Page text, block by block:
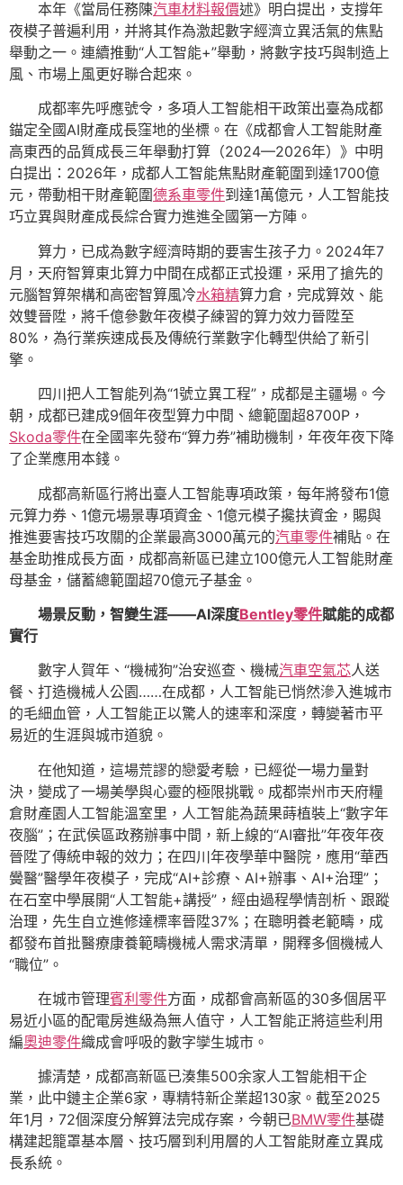
本年《當局任務陳汽車材料報價述》明白提出，支撐年
夜模子普遍利用，并將其作為激起數字經濟立異活氣的焦點
舉動之一。連續推動“人工智能+”舉動，將數字技巧與制造上
風、市場上風更好聯合起來。
成都率先呼應號令，多項人工智能相干政策出臺為成都
錨定全國AI財產成長窪地的坐標。在《成都會人工智能財產
高東西的品質成長三年舉動打算（2024—2026年）》中明
白提出：2026年，成都人工智能焦點財產範圍到達1700億
元，帶動相干財產範圍德系車零件到達1萬億元，人工智能技
巧立異與財產成長綜合實力進進全國第一方陣。
算力，已成為數字經濟時期的要害生孩子力。2024年7
月，天府智算東北算力中間在成都正式投運，采用了搶先的
元腦智算架構和高密智算風冷水箱精算力倉，完成算效、能
效雙晉陞，將千億參數年夜模子練習的算力效力晉陞至
80%，為行業疾速成長及傳統行業數字化轉型供給了新引
擎。
四川把人工智能列為“1號立異工程”，成都是主疆場。今
朝，成都已建成9個年夜型算力中間、總範圍超8700P，
Skoda零件在全國率先發布“算力券”補助機制，年夜年夜下降
了企業應用本錢。
成都高新區行將出臺人工智能專項政策，每年將發布1億
元算力券、1億元場景專項資金、1億元模子攙扶資金，賜與
推進要害技巧攻關的企業最高3000萬元的汽車零件補貼。在
基金助推成長方面，成都高新區已建立100億元人工智能財產
母基金，儲蓄總範圍超70億元子基金。
場景反動，智變生涯——AI深度Bentley零件賦能的成都
實行
數字人賀年、“機械狗”治安巡查、機械汽車空氣芯人送
餐、打造機械人公園……在成都，人工智能已悄然滲入進城市
的毛細血管，人工智能正以驚人的速率和深度，轉變著市平
易近的生涯與城市道貌。
在他知道，這場荒謬的戀愛考驗，已經從一場力量對
決，變成了一場美學與心靈的極限挑戰。成都崇州市天府糧
倉財產園人工智能溫室里，人工智能為蔬果蒔植裝上“數字年
夜腦”；在武侯區政務辦事中間，新上線的“AI審批”年夜年夜
晉陞了傳統申報的效力；在四川年夜學華中醫院，應用“華西
黌醫”醫學年夜模子，完成“AI+診療、AI+辦事、AI+治理”；
在石室中學展開“人工智能+講授”，經由過程學情剖析、跟蹤
治理，先生自立進修達標率晉陞37%；在聰明養老範疇，成
都發布首批醫療康養範疇機械人需求清單，開釋多個機械人
“職位”。
在城市管理賓利零件方面，成都會高新區的30多個居平
易近小區的配電房進級為無人值守，人工智能正將這些利用
編奧迪零件織成會呼吸的數字孿生城市。
據清楚，成都高新區已湊集500余家人工智能相干企
業，此中鏈主企業6家，專精特新企業超130家。截至2025
年1月，72個深度分解算法完成存案，今朝已BMW零件基礎
構建起籠罩基本層、技巧層到利用層的人工智能財產立異成
長系統。